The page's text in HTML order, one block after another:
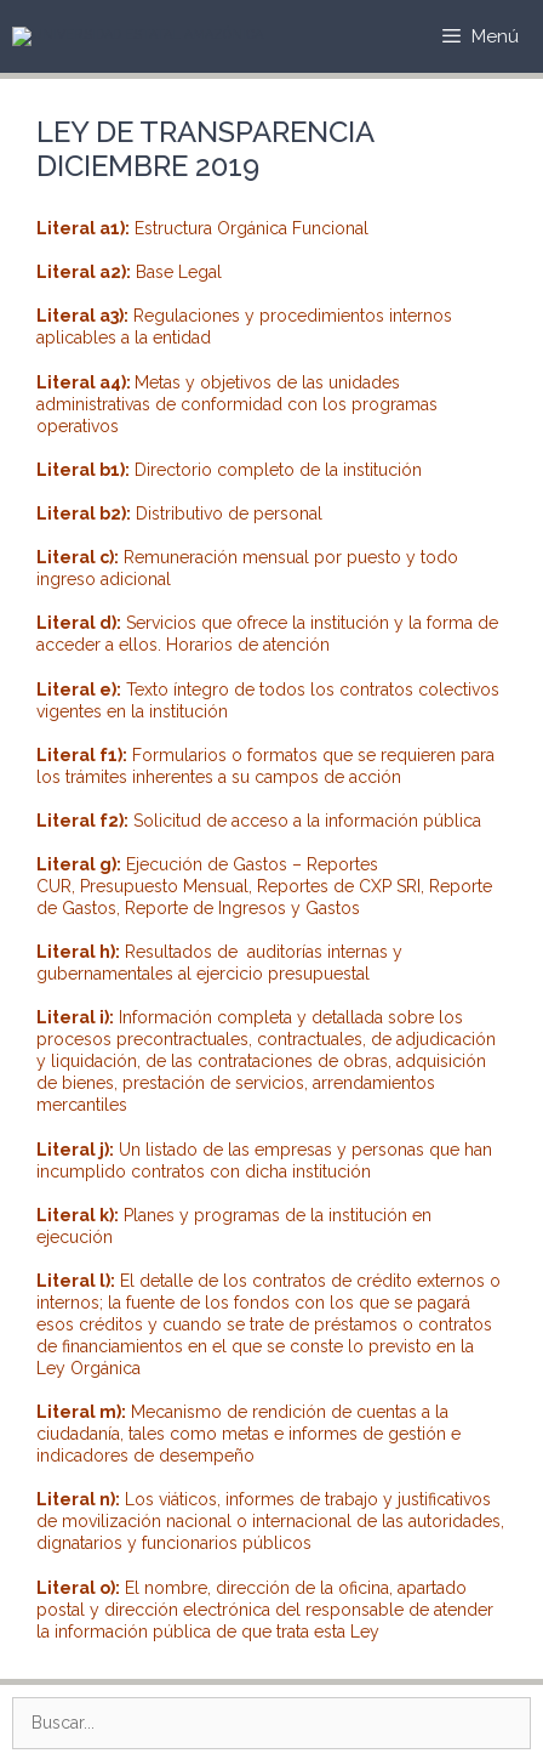
Menú
LEY DE TRANSPARENCIA
DICIEMBRE 2019
Literal a1): Estructura Orgánica Funcional
Literal a2): Base Legal
Literal a3): Regulaciones y procedimientos internos
aplicables a la entidad
Literal a4): Metas y objetivos de las unidades
administrativas de conformidad con los programas
operativos
Literal b1): Directorio completo de la institución
Literal b2): Distributivo de personal
Literal c): Remuneración mensual por puesto y todo
ingreso adicional
Literal d): Servicios que ofrece la institución y la forma de
acceder a ellos. Horarios de atención
Literal e): Texto íntegro de todos los contratos colectivos
vigentes en la institución
Literal f1): Formularios o formatos que se requieren para
los trámites inherentes a su campos de acción
Literal f2): Solicitud de acceso a la información pública
Literal g): Ejecución de Gastos – Reportes
CUR, Presupuesto Mensual, Reportes de CXP SRI, Reporte
de Gastos, Reporte de Ingresos y Gastos
Literal h): Resultados de auditorías internas y
gubernamentales al ejercicio presupuestal
Literal i): Información completa y detallada sobre los
procesos precontractuales, contractuales, de adjudicación
y liquidación, de las contrataciones de obras, adquisición
de bienes, prestación de servicios, arrendamientos
mercantiles
Literal j): Un listado de las empresas y personas que han
incumplido contratos con dicha institución
Literal k): Planes y programas de la institución en
ejecución
Literal l): El detalle de los contratos de crédito externos o
internos; la fuente de los fondos con los que se pagará
esos créditos y cuando se trate de préstamos o contratos
de financiamientos en el que se conste lo previsto en la
Ley Orgánica
Literal m): Mecanismo de rendición de cuentas a la
ciudadanía, tales como metas e informes de gestión e
indicadores de desempeño
Literal n): Los viáticos, informes de trabajo y justificativos
de movilización nacional o internacional de las autoridades,
dignatarios y funcionarios públicos
Literal o): El nombre, dirección de la oficina, apartado
postal y dirección electrónica del responsable de atender
la información pública de que trata esta Ley
Buscar: